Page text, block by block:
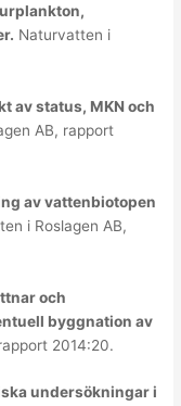
Naturvatten i
av status, MKN och
AB, rapport
av vattenbiotopen
i Roslagen AB,
och
byggnation av
2014:20.
undersökningar i